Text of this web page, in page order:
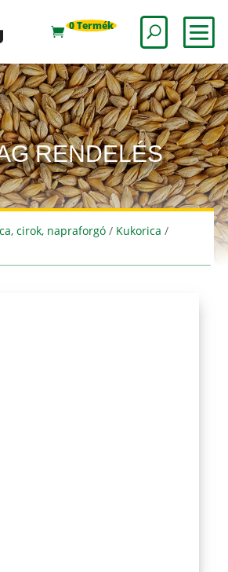
0 Termék
RENDELÉS
cirok, napraforgó/ Kukorica /